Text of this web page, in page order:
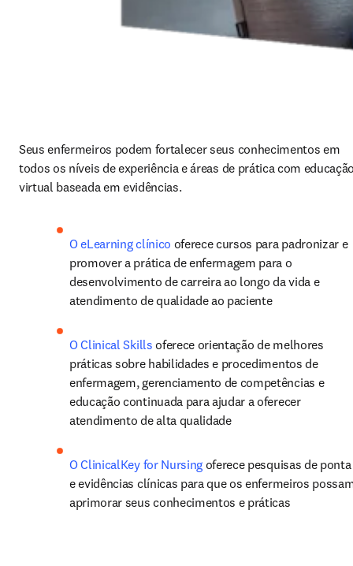
Seus enfermeiros podem fortalecer seus conhecimentos em
todos os níveis de experiência e áreas de prática com
virtual baseada em evidências.
O eLearning clínico oferece cursos para padronizar e
promover a prática de enfermagem para o
desenvolvimento de carreira ao longo da vida e
atendimento de qualidade ao paciente
O Clinical Skills oferece orientação de melhores
práticas sobre habilidades e procedimentos de
enfermagem, gerenciamento de competências e
educação continuada para ajudar a oferecer
atendimento de alta qualidade
O ClinicalKey for Nursing oferece pesquisas de ponta
e evidências clínicas para que os enfermeiros
aprimorar seus conhecimentos e práticas